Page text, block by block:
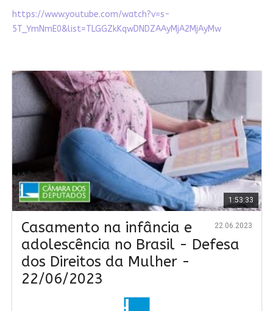
https://www.youtube.com/watch?v=s-
5T_YmNmE0&list=TLGGZkKqwDNDZAAyMjA2MjAyMw
1:53:33
22.06.2023
Casamento na infância e
adolescência no Brasil - Defesa
dos Direitos da Mulher -
22/06/2023